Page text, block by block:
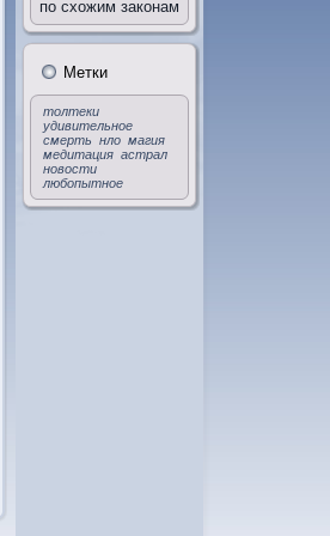
по схожим законам
Метки
толтеки
удивительное
смерть нло магия
медитация астрал
новости
любопытное